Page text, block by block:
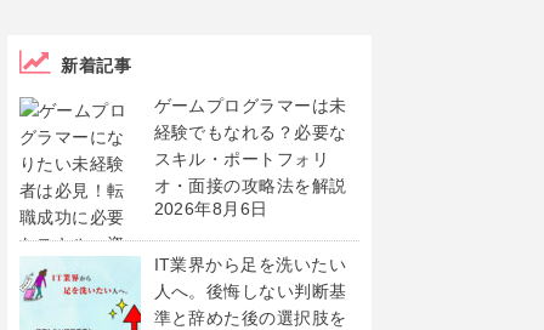
新着記事
ゲームプログラマーは未
経験でもなれる？必要な
スキル・ポートフォリ
オ・面接の攻略法を解説
2026年8月6日
IT業界から足を洗いたい
人へ。後悔しない判断基
準と辞めた後の選択肢を